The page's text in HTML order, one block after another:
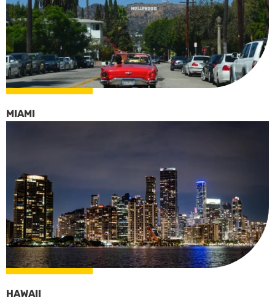
MIAMI
HAWAII